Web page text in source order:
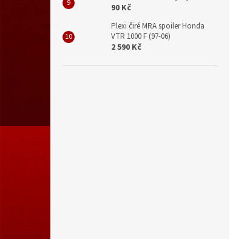
90 Kč
Plexi čiré MRA spoiler Honda
VTR 1000 F (97-06)
2 590 Kč